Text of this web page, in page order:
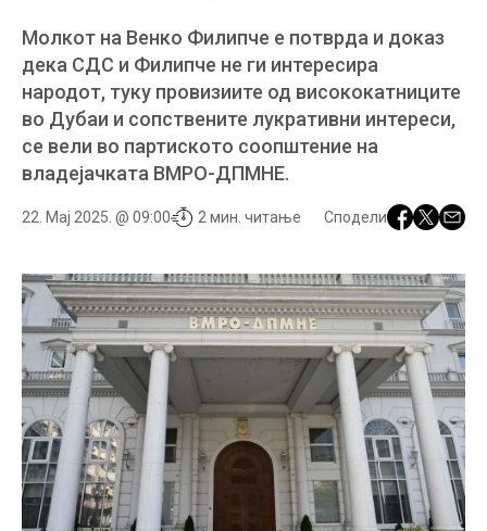
Молкот на Венко Филипче е потврда и доказ
дека СДС и Филипче не ги интересира
народот, туку провизиите од висококатниците
во Дубаи и сопствените лукративни интереси,
се вели во партиското соопштение на
владејачката ВМРО-ДПМНЕ.
22. Мај 2025. @ 09:00 2 мин. читање Сподели